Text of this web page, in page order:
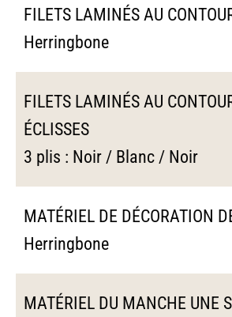
FILETS LAMINÉS AU
Herringbone
FILETS LAMINÉS AU
ÉCLISSES
3 plis : Noir / Blanc / Noir
MATÉRIEL DE DÉCORATION
Herringbone
MATÉRIEL DU MANCHE UNE